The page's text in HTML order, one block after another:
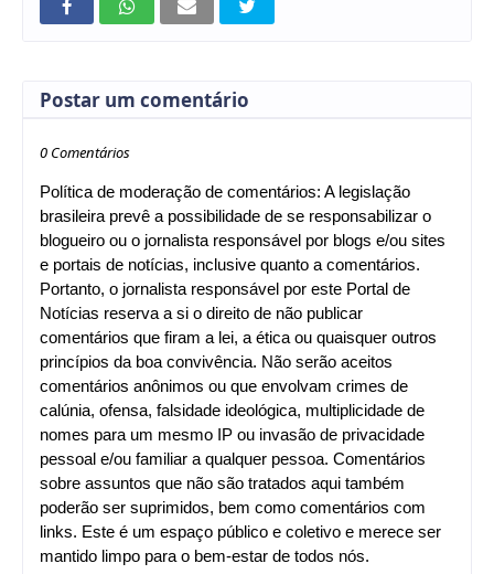
Postar um comentário
0 Comentários
Política de moderação de comentários: A legislação
brasileira prevê a possibilidade de se responsabilizar o
blogueiro ou o jornalista responsável por blogs e/ou sites
e portais de notícias, inclusive quanto a comentários.
Portanto, o jornalista responsável por este Portal de
Notícias reserva a si o direito de não publicar
comentários que firam a lei, a ética ou quaisquer outros
princípios da boa convivência. Não serão aceitos
comentários anônimos ou que envolvam crimes de
calúnia, ofensa, falsidade ideológica, multiplicidade de
nomes para um mesmo IP ou invasão de privacidade
pessoal e/ou familiar a qualquer pessoa. Comentários
sobre assuntos que não são tratados aqui também
poderão ser suprimidos, bem como comentários com
links. Este é um espaço público e coletivo e merece ser
mantido limpo para o bem-estar de todos nós.